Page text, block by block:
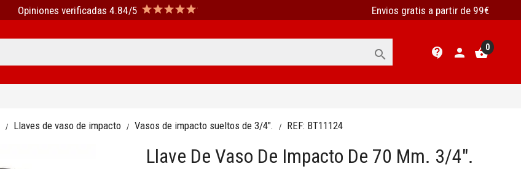
Opiniones verificadas 4.84/5 Envios gratis a partir de 99€
 contact_support person shopping_basket0
Llaves de vaso de impacto Vasos de impacto sueltos de 3/4". REF: BT11124
Llave De Vaso De Impacto De 70 Mm. 3/4".